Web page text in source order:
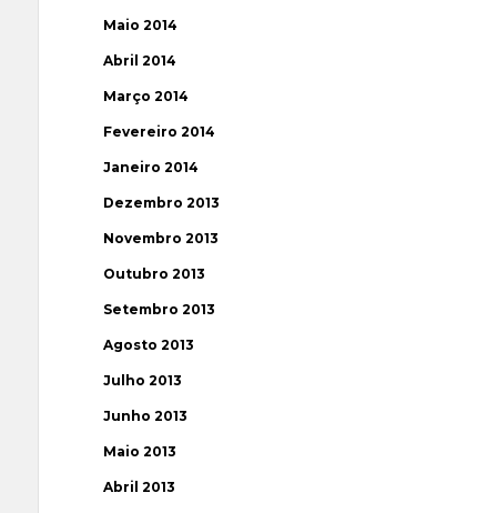
Maio 2014
Abril 2014
Março 2014
Fevereiro 2014
Janeiro 2014
Dezembro 2013
Novembro 2013
Outubro 2013
Setembro 2013
Agosto 2013
Julho 2013
Junho 2013
Maio 2013
Abril 2013